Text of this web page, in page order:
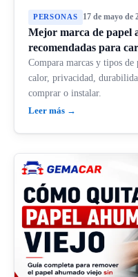
PERSONAS 17 de mayo de
Mejor marca de papel
recomendadas para
Compara marcas y tipos de
calor, privacidad,
comprar o instalar.
Leer más →